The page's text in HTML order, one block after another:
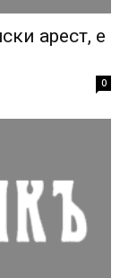
арест, е
0